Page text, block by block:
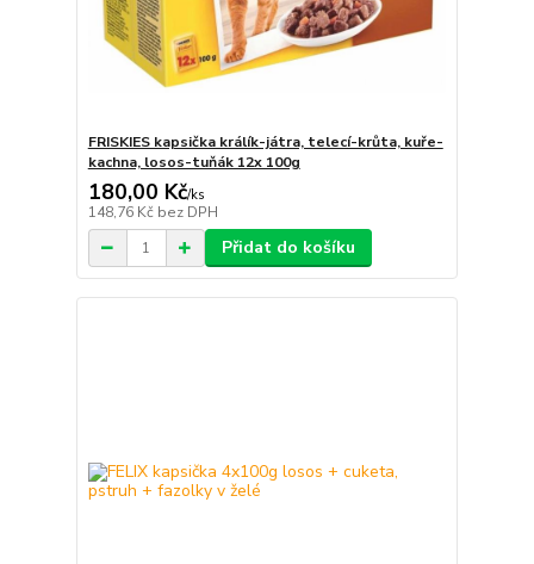
FRISKIES kapsička králík-játra, telecí-krůta, kuře-
kachna, losos-tuňák 12x 100g
180,00 Kč/ks
148,76 Kč bez DPH
Přidat do košíku